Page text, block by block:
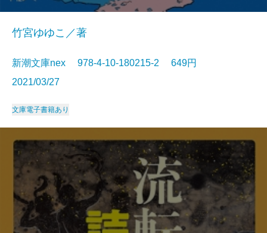
竹宮ゆゆこ／著
新潮文庫nex 978-4-10-180215-2 649円
2021/03/27
文庫電子書籍あり